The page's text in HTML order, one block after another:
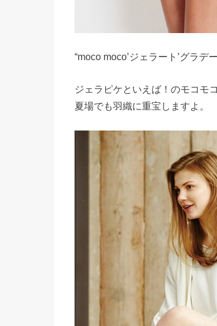
“moco moco’ジェラート’グラデ
ジェラピケといえば！のモコモ
夏場でも羽織に重宝しますよ。